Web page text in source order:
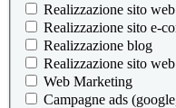
Realizzazione sito web
Realizzazione sito e-
Realizzazione blog
Realizzazione sito
Web Marketing
Campagne ads